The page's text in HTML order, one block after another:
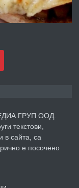
под наем в кв.
преди 4 дни
Хасково кв.
ГРУП ООД.
текстови,
в сайта, са
е посочено